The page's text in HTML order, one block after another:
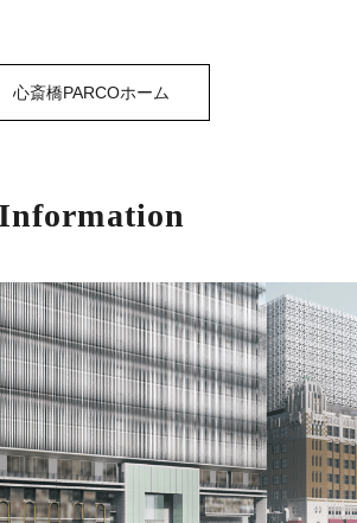
心斎橋PARCOホーム
Information